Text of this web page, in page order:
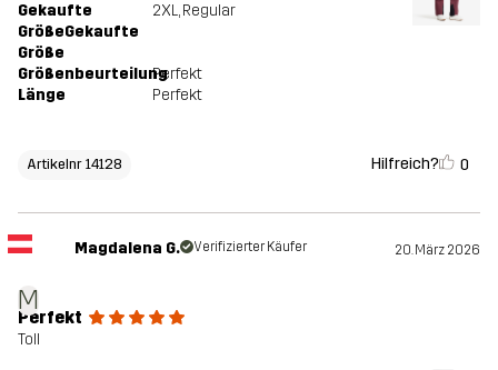
Gekaufte
GrößeGekaufte
Größe
2XL, Regular
GrößenbeurteilungPerfekt
Länge
Perfekt
Artikelnr 14128 Hilfreich? 0
M
Magdalena G. Verifizierter Käufer 20. März 2026
Perfekt
Toll